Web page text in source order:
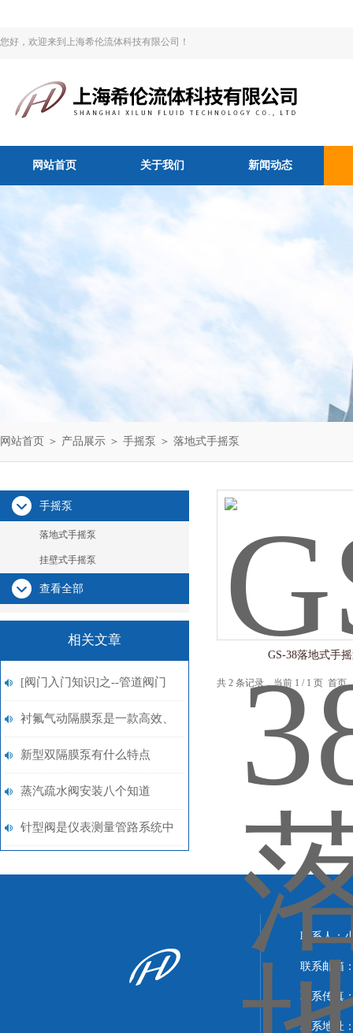
您好，欢迎来到上海希伦流体科技有限公司！
网站首页 关于我们 新闻动态
网站首页 ＞ 产品展示 ＞ 手摇泵 ＞ 落地式手摇泵
手摇泵
落地式手摇泵
挂壁式手摇泵
查看全部
相关文章
[阀门入门知识]之--管道阀门
的分类、特性及选型相关
（二）
衬氟气动隔膜泵是一款高效、
耐腐蚀的流体传输设备
新型双隔膜泵有什么特点
蒸汽疏水阀安装八个知道
针型阀是仪表测量管路系统中
GS-38落地式手
共 2 条记录，当前 1 / 1 页 首
联系人：
联系邮箱
联系传真
联系地址